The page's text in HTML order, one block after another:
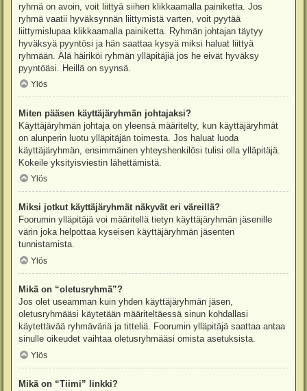
ryhmä on avoin, voit liittyä siihen klikkaamalla painiketta. Jos
ryhmä vaatii hyväksynnän liittymistä varten, voit pyytää
liittymislupaa klikkaamalla painiketta. Ryhmän johtajan täytyy
hyväksyä pyyntösi ja hän saattaa kysyä miksi haluat liittyä
ryhmään. Älä häiriköi ryhmän ylläpitäjiä jos he eivät hyväksy
pyyntöäsi. Heillä on syynsä.
Ylös
Miten pääsen käyttäjäryhmän johtajaksi?
Käyttäjäryhmän johtaja on yleensä määritelty, kun käyttäjäryhmät
on alunperin luotu ylläpitäjän toimesta. Jos haluat luoda
käyttäjäryhmän, ensimmäinen yhteyshenkilösi tulisi olla ylläpitäjä.
Kokeile yksityisviestin lähettämistä.
Ylös
Miksi jotkut käyttäjäryhmät näkyvät eri väreillä?
Foorumin ylläpitäjä voi määritellä tietyn käyttäjäryhmän jäsenille
värin joka helpottaa kyseisen käyttäjäryhmän jäsenten
tunnistamista.
Ylös
Mikä on “oletusryhmä”?
Jos olet useamman kuin yhden käyttäjäryhmän jäsen,
oletusryhmääsi käytetään määriteltäessä sinun kohdallasi
käytettävää ryhmäväriä ja titteliä. Foorumin ylläpitäjä saattaa antaa
sinulle oikeudet vaihtaa oletusryhmääsi omista asetuksista.
Ylös
Mikä on “Tiimi” linkki?